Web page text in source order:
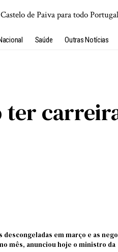
Saúde Outras Notícias
em março e as
mês, anunciou hoje o ministro da